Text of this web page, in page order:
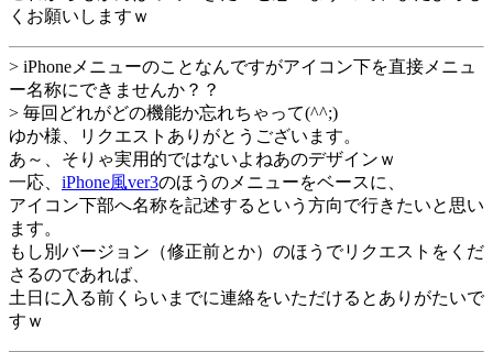
くお願いしますｗ
> iPhoneメニューのことなんですがアイコン下を直接メニュ
ー名称にできませんか？？
> 毎回どれがどの機能か忘れちゃって(^^;)
ゆか様、リクエストありがとうございます。
あ～、そりゃ実用的ではないよねあのデザインｗ
一応、 iPhone風ver3のほうのメニューをベースに、
アイコン下部へ名称を記述するという方向で行きたいと思い
ます。
もし別バージョン（修正前とか）のほうでリクエストをくだ
さるのであれば、
土日に入る前くらいまでに連絡をいただけるとありがたいで
すｗ